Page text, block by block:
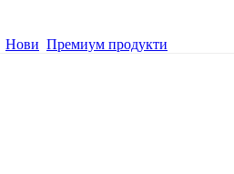
Нови Премиум продукти